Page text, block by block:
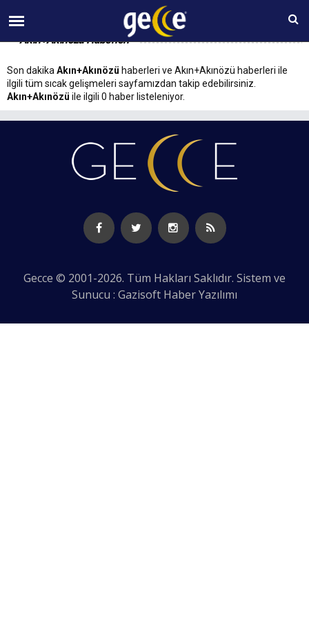
07 AĞUSTOS Cuma 02:47
Akın+Akınözü Haberleri
Son dakika Akın+Akınözü haberleri ve Akın+Akınözü haberleri ile
ilgili tüm sıcak gelişmeleri sayfamızdan takip edebilirsiniz.
Akın+Akınözü ile ilgili 0 haber listeleniyor.
Gecce © 2001-2026. Tüm Hakları Saklıdır. Sistem ve
Sunucu : Gazisoft Haber Yazılımı